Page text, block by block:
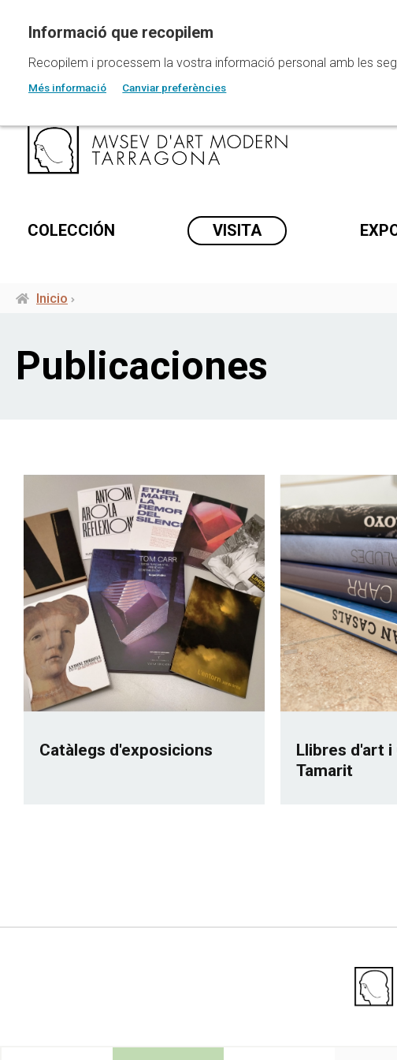
principal
COLECCIÓN VISITA
Ruta
navegación
Inicio
Publicaciones
Catàlegs d'exposicions
Llibres d'art i
Tamarit
Recopilem i processem la vostra informació personal amb les
Més informació Canviar preferències